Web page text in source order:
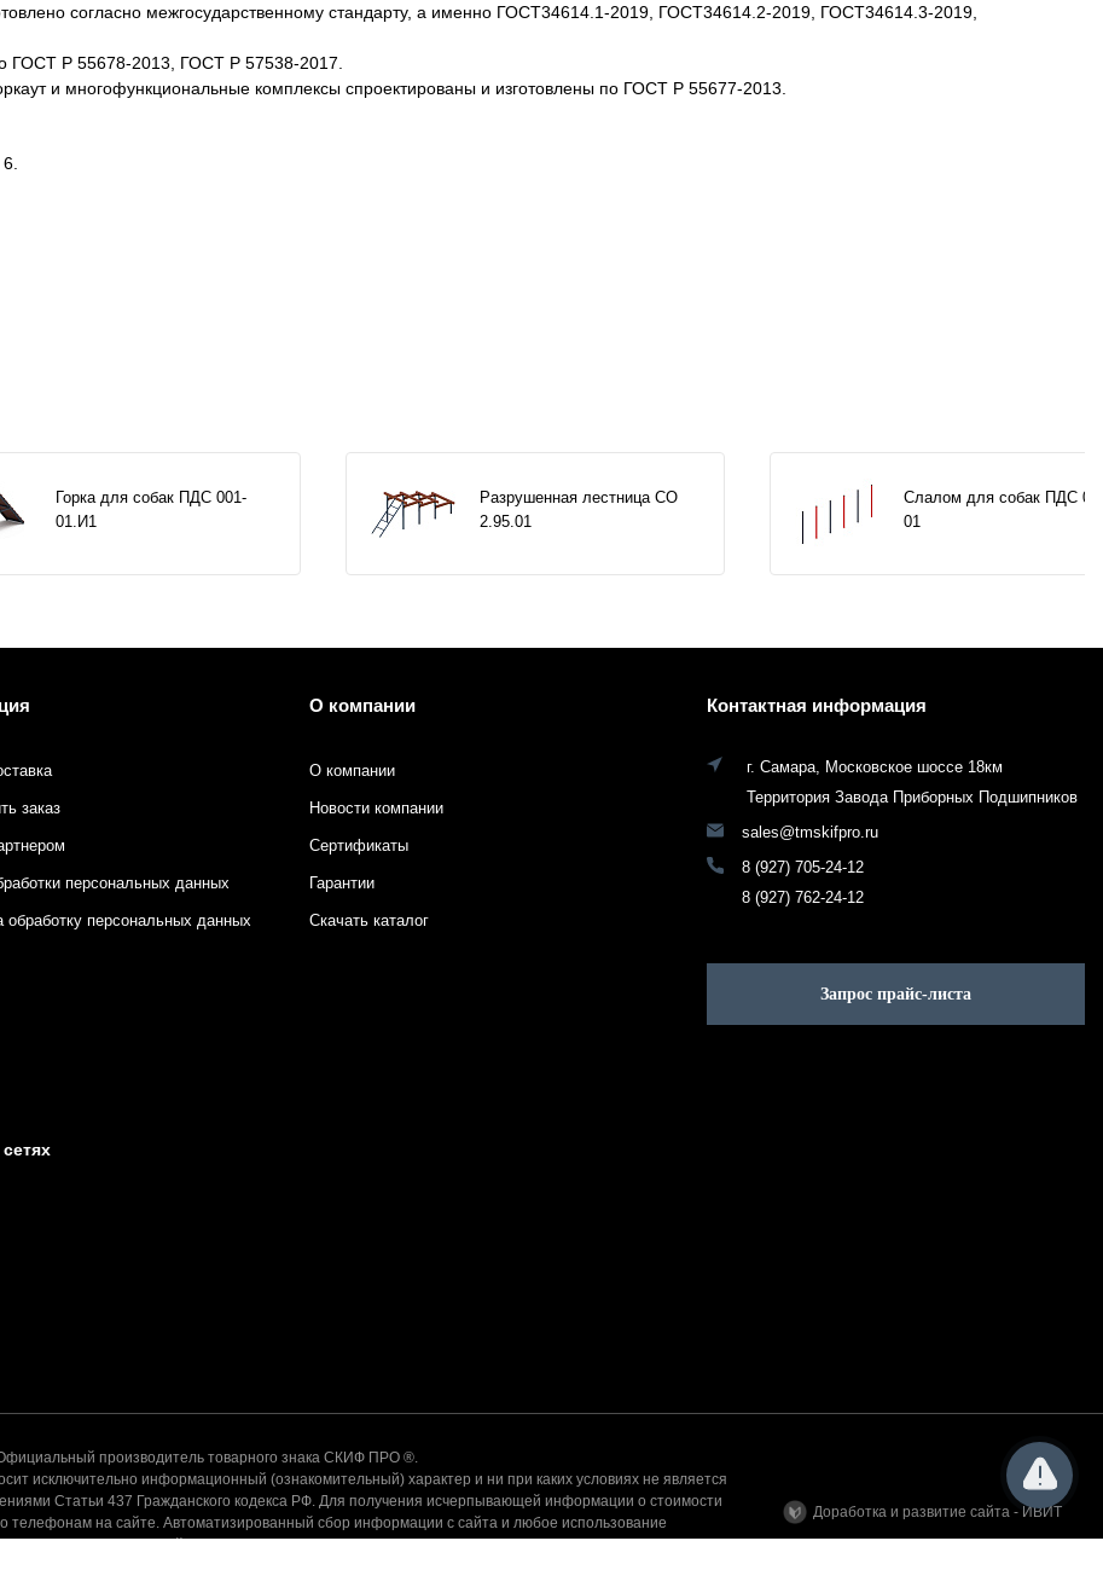
согласно межгосударственному стандарту, а именно ГОСТ34614.1-2019, ГОСТ34614.2-2019, ГОСТ34614.3-2019,
ГОСТ Р 55678-2013, ГОСТ Р 57538-2017.
и многофункциональные комплексы спроектированы и изготовлены по ГОСТ Р 55677-2013.
Горка для собак ПДС 001-
01.И1
Разрушенная лестница СО
2.95.01
Слалом для собак ПДС
01
заказ
персональных данных
обработку персональных данных
О компании
О компании
Новости компании
Сертификаты
Гарантии
Скачать каталог
Контактная информация
г. Самара, Московское шоссе 18км
Территория Завода Приборных Подшипников
sales@tmskifpro.ru
8 (927) 705-24-12
8 (927) 762-24-12
Запрос прайс-листа
производитель товарного знака СКИФ ПРО ®.
исключительно информационный (ознакомительный) характер и ни при каких условиях не является
Статьи 437 Гражданского кодекса РФ. Для получения исчерпывающей информации о стоимости
телефонам на сайте. Автоматизированный сбор информации с сайта и любое использование
администрации сайта запрещено.
Доработка и развитие сайта - ИВИТ